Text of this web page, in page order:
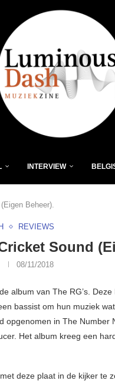
INTERVIEW
Beheer).
REVIEWS
Sound
08/11/2018
album van The RG’s.
bassist om hun muziek
opgenomen in The Number
Het album kreeg een
deze plaat in de kijker te